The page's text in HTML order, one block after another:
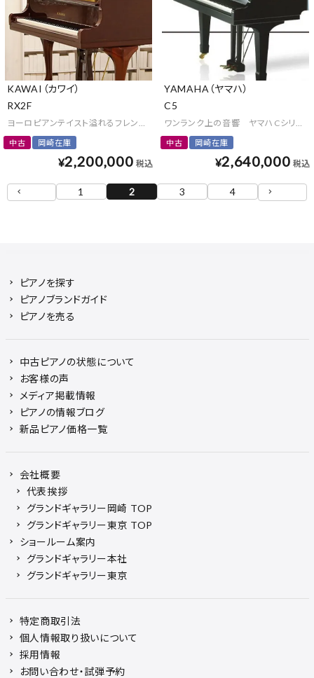
KAWAI（カワイ）
RX2F
ヨーロピアンテイスト溢れるフレンチスタイル
中古 岡崎在庫
¥2,200,000 税込
YAMAHA（ヤマハ）
C5
ワンランク上の音響 ヤマハCシリーズ
中古 岡崎在庫
¥2,640,000 税込
1 2 3 4
ピアノを探す
ピアノブランドガイド
ピアノを売る
中古ピアノの状態について
お客様の声
メディア掲載情報
ピアノの情報ブログ
新品ピアノ価格一覧
会社概要
代表挨拶
グランドギャラリー岡崎 TOP
グランドギャラリー東京 TOP
ショールーム案内
グランドギャラリー本社
グランドギャラリー東京
特定商取引法
個人情報取り扱いについて
採用情報
お問い合わせ・試弾予約